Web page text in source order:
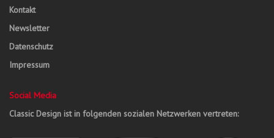
Kontakt
Newsletter
Datenschutz
Impressum
Social Media
Classic Design ist in folgenden sozialen Netzwerken vertreten: